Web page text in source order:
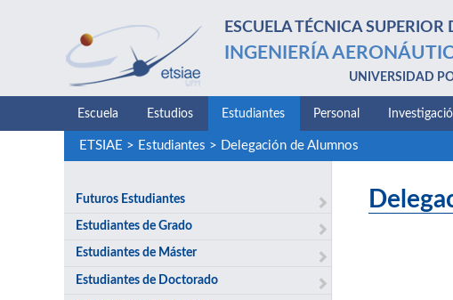
ESCUELA TÉCNICA SUPERIOR
INGENIERÍA
UNIVERSIDAD
Escuela Estudios Estudiantes Personal
ETSIAE > Estudiantes > Delegación de Alumnos
Futuros Estudiantes
Estudiantes de Grado
Estudiantes de Máster
Estudiantes de Doctorado